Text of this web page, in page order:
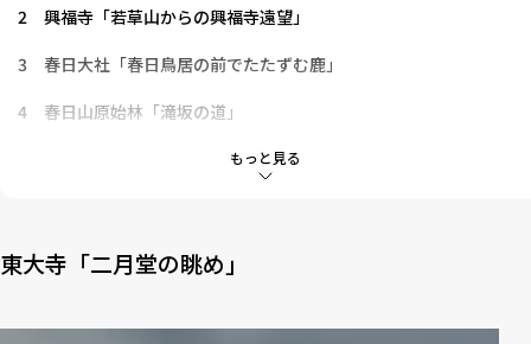
もっと見る
2
興福寺「若草山からの興福寺遠望」
3
春日大社「春日鳥居の前でたたずむ鹿」
4
春日山原始林「滝坂の道」
元興寺「日本最古の屋根瓦」
7
唐招提寺「金堂」
東大寺「二月堂の眺め」